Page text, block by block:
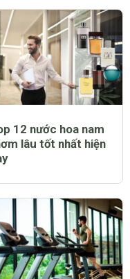
12 nước hoa nam
lâu tốt nhất hiện